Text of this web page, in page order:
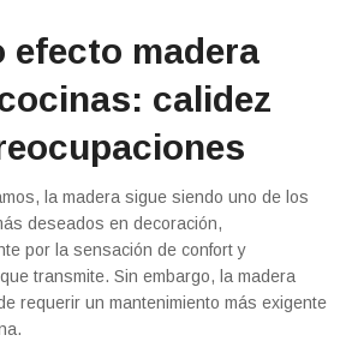
efecto madera
calidez
la madera sigue siendo uno de los
deseados en decoración,
por la sensación de confort y
transmite. Sin embargo, la madera
requerir un mantenimiento más exigente